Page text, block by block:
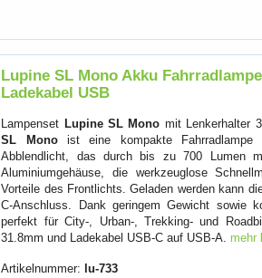
Lupine SL Mono Akku
Ladekabel USB
Lampenset Lupine SL Mono mit Lenkerhalter
SL Monoist eine kompakte Fahrradlampe
Abblendlicht, das durch bis zu 700 Lumen
Aluminiumgehäuse, die werkzeuglose
Vorteile des Frontlichts. Geladen werden kann
C-Anschluss. Dank geringem Gewicht sowie
perfekt für City-, Urban-, Trekking- und
31.8mm und Ladekabel USB-C auf USB-A. mehr
Artikelnummer: lu-733